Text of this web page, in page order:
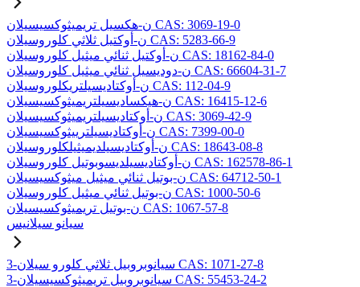
ن-هكسيل تريميثوكسيسيلان CAS: 3069-19-0
ن-أوكتيل ثلاثي كلوروسيلان CAS: 5283-66-9
ن-أوكتيل ثنائي ميثيل كلوروسيلان CAS: 18162-84-0
ن-دوديسيل ثنائي ميثيل كلوروسيلان CAS: 66604-31-7
ن-أوكتاديسيلتريكلوروسيلان CAS: 112-04-9
ن-هيكساديسيلتريميثوكسيسيلان CAS: 16415-12-6
ن-أوكتاديسيلتريميثوكسيسيلان CAS: 3069-42-9
ن-أوكتاديسيلترييثوكسيسيلان CAS: 7399-00-0
ن-أوكتاديسيلديميثيلكلوروسيلان CAS: 18643-08-8
ن-أوكتاديسيلديسوبوتيل كلوروسيلان CAS: 162578-86-1
ن-بوتيل ثنائي ميثيل ميثوكسيسيلان CAS: 64712-50-1
ن-بوتيل ثنائي ميثيل كلوروسيلان CAS: 1000-50-6
ن-بوتيل تريميثوكسيسيلان CAS: 1067-57-8
سيانو سيلانيس
3-سيانوبروبيل ثلاثي كلورو سيلان CAS: 1071-27-8
3-سيانوبروبيل تريميثوكسيسيلان CAS: 55453-24-2